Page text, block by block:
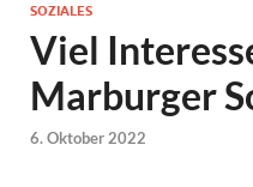
SOZIALES
Viel
Marburger
6. Oktober 2022